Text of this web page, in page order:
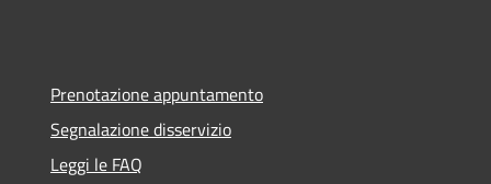
Prenotazione appuntamento
Segnalazione disservizio
Leggi le FAQ